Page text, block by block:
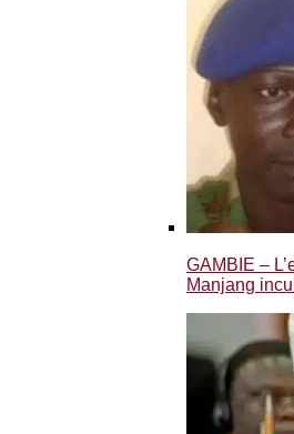
GAMBIE –
Manjang